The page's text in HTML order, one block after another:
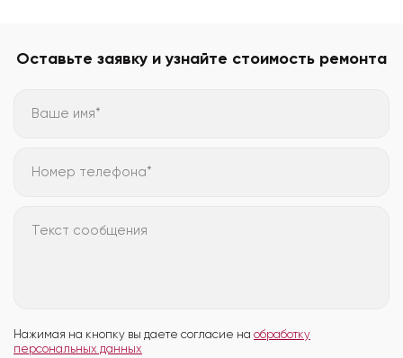
Оставьте заявку и узнайте стоимость ремонта
Ваше имя*
Номер телефона*
Текст сообщения
Нажимая на кнопку вы даете согласие на обработку
персональных данных